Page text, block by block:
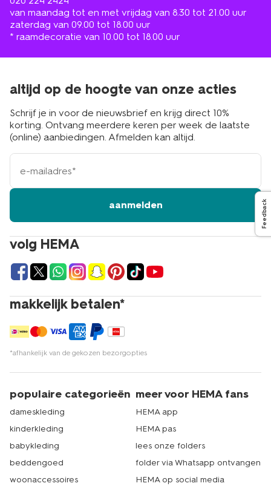
van maandag tot en met vrijdag van 8.30 tot 21.00 uur
zaterdag van 09.00 tot 18.00 uur
* raamdecoratie van 10.00 tot 18.00 uur
volg HEMA
makkelijk betalen*
*afhankelijk van de gekozen bezorgopties
altijd op de hoogte van onze acties
Schrijf je in voor de nieuwsbrief en krijg direct 10%
korting. Ontvang meerdere keren per week de laatste
(online) aanbiedingen. Afmelden kan altijd.
e-
mailadres
aanmelden
populaire categorieën
dameskleding
kinderkleding
babykleding
beddengoed
woonaccessoires
meer voor HEMA fans
HEMA app
HEMA pas
lees onze folders
folder via Whatsapp ontvangen
HEMA op social media
Feedback